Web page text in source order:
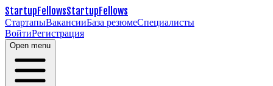
StartupFellowsStartupFellows
СтартапыВакансииБаза резюмеСпециалисты
ВойтиРегистрация
Open menu